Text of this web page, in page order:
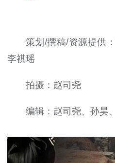
策划/撰稿/资源提供
李祺瑶
拍摄：赵司尧
编辑：赵司尧、孙昊